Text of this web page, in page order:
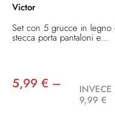
Victor
Set con 5 grucce in legno
stecca porta pantaloni e...
5,99 € –
INVECE
9,99 €